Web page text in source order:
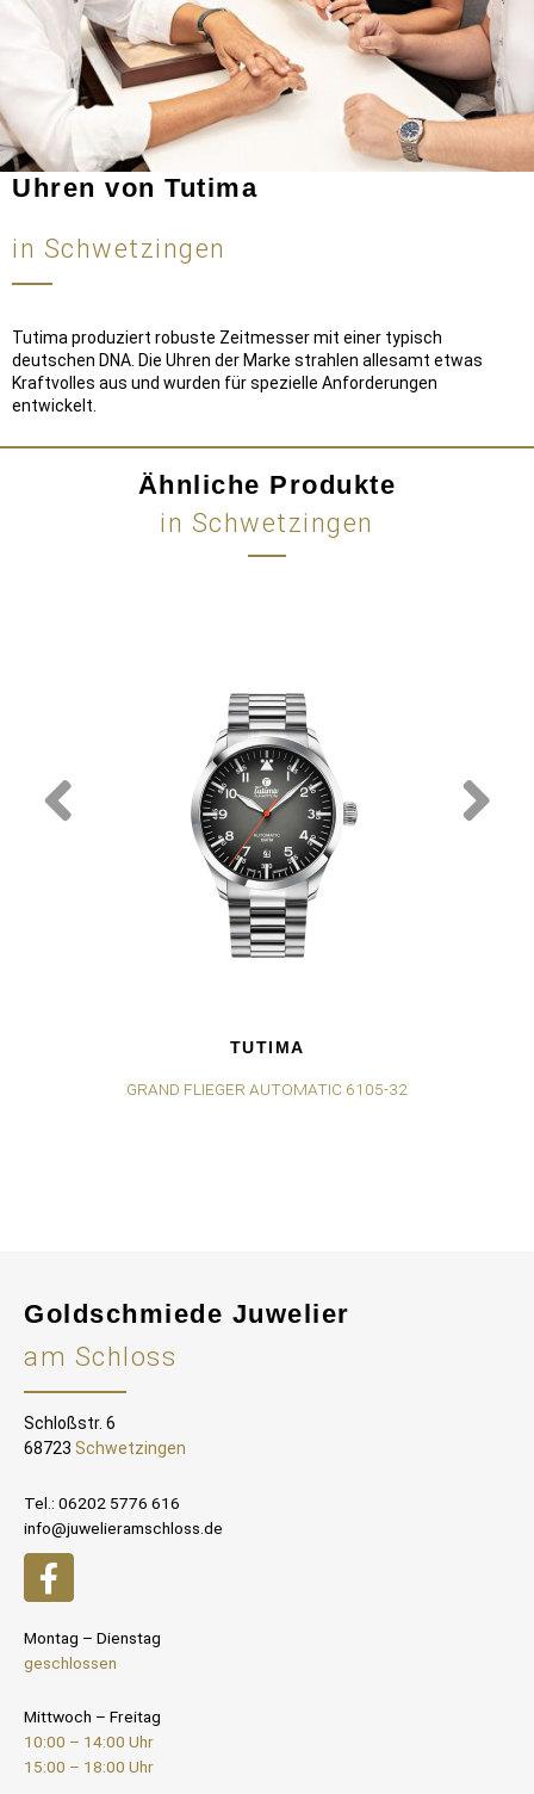
Uhren von Tutima
in Schwetzingen
Tutima produziert robuste Zeitmesser mit einer typisch
deutschen DNA. Die Uhren der Marke strahlen allesamt etwas
Kraftvolles aus und wurden für spezielle Anforderungen
entwickelt.
Ähnliche Produkte
in Schwetzingen
TUTIMA
GRAND FLIEGER AUTOMATIC 6105-32
Goldschmiede Juwelier
am Schloss
Schloßstr. 6
68723 Schwetzingen
Tel.: 06202 5776 616
info@juwelieramschloss.de
Montag – Dienstag
geschlossen
Mittwoch – Freitag
10:00 – 14:00 Uhr
15:00 – 18:00 Uhr